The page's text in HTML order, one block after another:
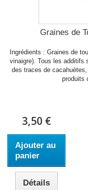
Graines de
Ingrédients : Graines de
vinaigre). Tous les additifs
des traces de
produits
3,50 €
Ajouter au
panier
Détails